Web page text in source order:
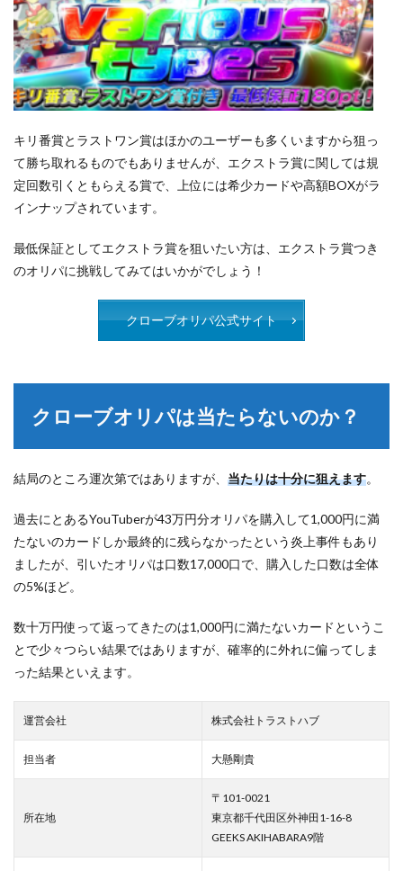
キリ番賞とラストワン賞はほかのユーザーも多くいますから狙っ
て勝ち取れるものでもありませんが、エクストラ賞に関しては規
定回数引くともらえる賞で、上位には希少カードや高額BOXがラ
インナップされています。
最低保証としてエクストラ賞を狙いたい方は、エクストラ賞つき
のオリパに挑戦してみてはいかがでしょう！
クローブオリパ公式サイト
クローブオリパは当たらないのか？
結局のところ運次第ではありますが、 当たりは十分に狙えます。
過去にとあるYouTuberが43万円分オリパを購入して1,000円に満
たないのカードしか最終的に残らなかったという炎上事件もあり
ましたが、引いたオリパは口数17,000口で、購入した口数は全体
の5%ほど。
数十万円使って返ってきたのは1,000円に満たないカードというこ
とで少々つらい結果ではありますが、確率的に外れに偏ってしま
った結果といえます。
運営会社 株式会社トラストハブ
担当者 大懸剛貴
所在地
〒101-0021
東京都千代田区外神田1-16-8
GEEKS AKIHABARA9階